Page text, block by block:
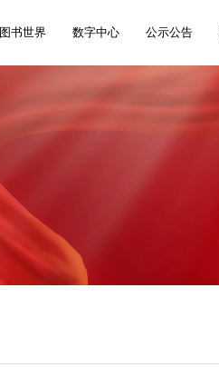
图书世界 数字中心 公示公告